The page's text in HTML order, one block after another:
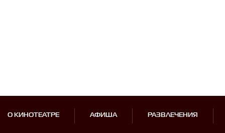
О КИНОТЕАТРЕ АФИША РАЗВЛЕЧЕНИЯ